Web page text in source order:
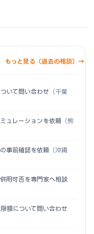
もっと見る（過去の相談）→
いて問い合わせ （千葉
ュレーションを依頼 （熊
事前確認を依頼 （沖縄
用可否を専門家へ相談
額について問い合わせ